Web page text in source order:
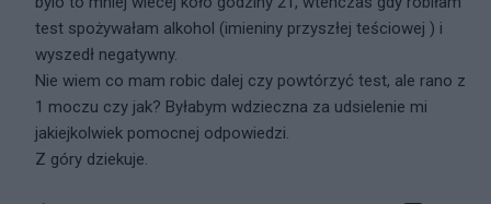
test spożywałam alkohol (imieniny przyszłej teściowej ) i
wyszedł negatywny.
Nie wiem co mam robic dalej czy powtórzyć test, ale rano z
1 moczu czy jak? Byłabym wdzieczna za udsielenie mi
jakiejkolwiek pomocnej odpowiedzi.
Z góry dziekuje.